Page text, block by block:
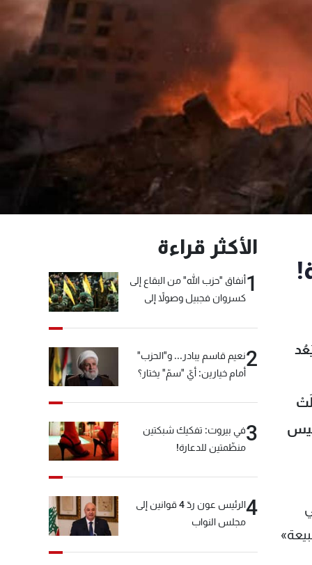
الأكثر قراءة
1أنفاق "حزب الله" من البقاع إلى
كسروان فجبيل وصولاً إلى
2نعيم قاسم يبادر... و"الحزب"
أمام خيارين: أيّ "سمّ" يختار؟
3في بيروت: تفكيك شبكتين
منظّمتين للدعارة!
4
الرئيس عون ردّ 4 قوانين إلى
مجلس النواب